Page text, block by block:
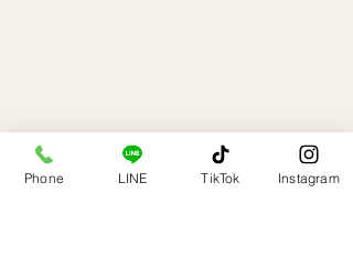
4.外壁塗装リフォームの成
Phone LINE TikTok Instagram